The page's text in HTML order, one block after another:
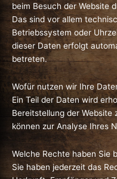
beim Besuch der Website
Das sind vor allem
Betriebssystem oder
dieser Daten erfolgt
betreten.
Wofür nutzen wir Ihre
Ein Teil der Daten wird
Bereitstellung der Website
können zur Analyse Ihres
Welche Rechte haben Sie
Sie haben jederzeit das